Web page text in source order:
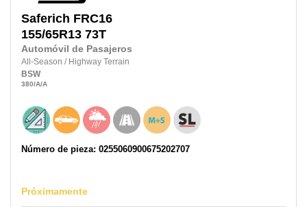
Saferich FRC16
155/65R13 73T
Automóvil de Pasajeros
All-Season / Highway Terrain
BSW
380/A/A
Número de pieza: 0255060900675202707
Próximamente